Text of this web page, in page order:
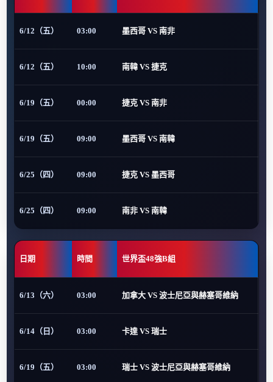
6/12（五） 03:00 墨西哥 VS 南非
6/12（五） 10:00 南韓 VS 捷克
6/19（五） 00:00 捷克 VS 南非
6/19（五） 09:00 墨西哥 VS 南韓
6/25（四） 09:00 捷克 VS 墨西哥
6/25（四） 09:00 南非 VS 南韓
日期 時間 世界盃48強B組
6/13（六） 03:00 加拿大 VS 波士尼亞與赫塞哥維納
6/14（日） 03:00 卡達 VS 瑞士
6/19（五） 03:00 瑞士 VS 波士尼亞與赫塞哥維納